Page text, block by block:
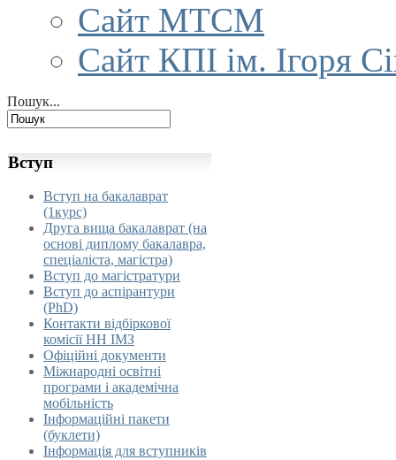
Сайт МТСМ
Сайт КПІ ім. Ігоря
Пошук...
Вступ
Вступ на бакалаврат
(1курс)
Друга вища бакалаврат (на
основі диплому бакалавра,
спеціаліста, магістра)
Вступ до магістратури
Вступ до аспірантури
(PhD)
Контакти відбіркової
комісії НН ІМЗ
Офіційні документи
Міжнародні освітні
програми і академічна
мобільність
Інформаційні пакети
(буклети)
Інформація для вступників